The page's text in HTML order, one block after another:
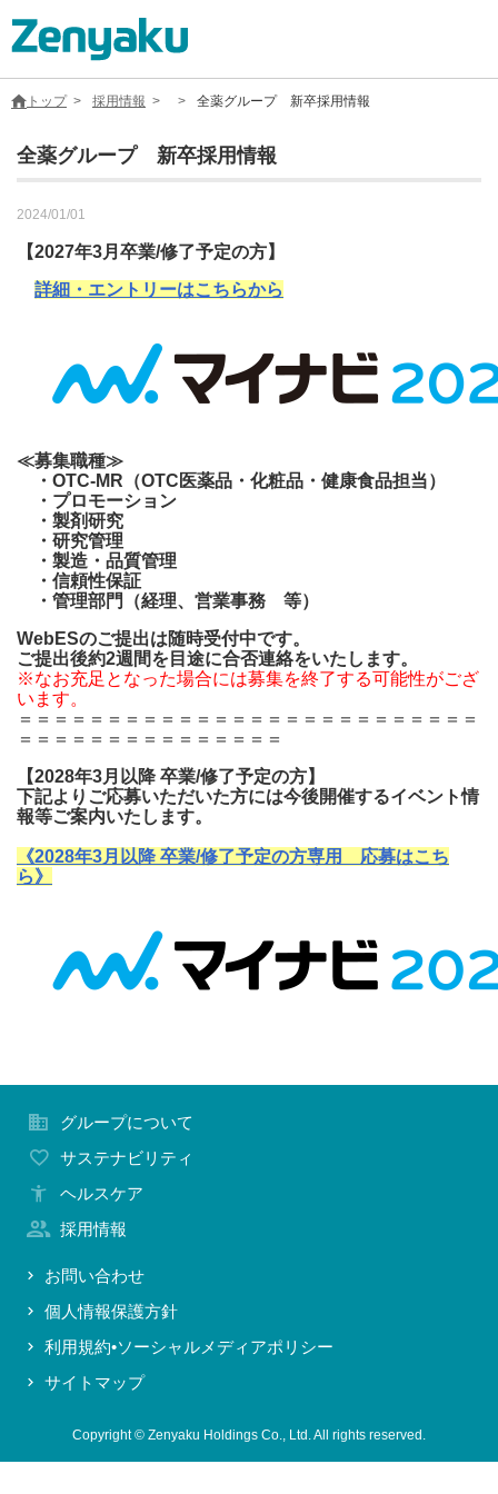
グループについて
採用情報
医療用医薬品
お問い合わせ
トップ 採用情報 全薬グループ 新卒採用情報
全薬グループ 新卒採用情報
2024/01/01
【2027年3月卒業/修了予定の方】
詳細・エントリーはこちらから
≪募集職種≫
・OTC-MR（OTC医薬品・化粧品・健康食品担当）
・プロモーション
・製剤研究
・研究管理
・製造・品質管理
・信頼性保証
・管理部門（経理、営業事務 等）
WebESのご提出は随時受付中です。
ご提出後約2週間を目途に合否連絡をいたします。
※なお充足となった場合には募集を終了する可能性がござ
います。
＝＝＝＝＝＝＝＝＝＝＝＝＝＝＝＝＝＝＝＝＝＝＝＝＝＝
＝＝＝＝＝＝＝＝＝＝＝＝＝＝＝
【2028年3月以降 卒業/修了予定の方】
下記より ご応募いただいた方には今後開催するイベント情
報等ご案内いたします。
《2028年3月以降 卒業/修了予定の方専用 応募はこち
ら》
グループについて
サステナビリティ
ヘルスケア
採用情報
お問い合わせ
個人情報保護方針
利用規約•ソーシャルメディアポリシー
サイトマップ
Copyright © Zenyaku Holdings Co., Ltd. All rights reserved.